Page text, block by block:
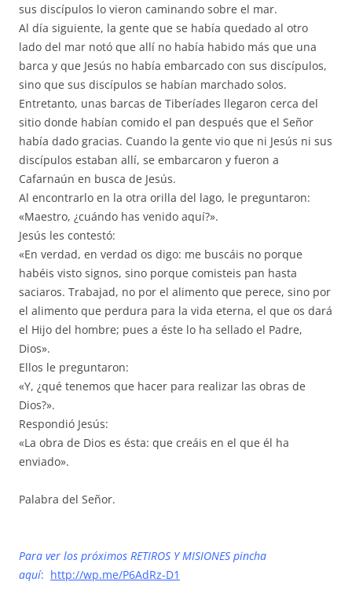
sus discípulos lo vieron caminando sobre el mar.
Al día siguiente, la gente que se había quedado al otro
lado del mar notó que allí no había habido más que una
barca y que Jesús no había embarcado con sus discípulos,
sino que sus discípulos se habían marchado solos.
Entretanto, unas barcas de Tiberíades llegaron cerca del
sitio donde habían comido el pan después que el Señor
había dado gracias. Cuando la gente vio que ni Jesús ni sus
discípulos estaban allí, se embarcaron y fueron a
Cafarnaún en busca de Jesús.
Al encontrarlo en la otra orilla del lago, le preguntaron:
«Maestro, ¿cuándo has venido aquí?».
Jesús les contestó:
«En verdad, en verdad os digo: me buscáis no porque
habéis visto signos, sino porque comisteis pan hasta
saciaros. Trabajad, no por el alimento que perece, sino por
el alimento que perdura para la vida eterna, el que os dará
el Hijo del hombre; pues a éste lo ha sellado el Padre,
Dios».
Ellos le preguntaron:
«Y, ¿qué tenemos que hacer para realizar las obras de
Dios?».
Respondió Jesús:
«La obra de Dios es ésta: que creáis en el que él ha
enviado».
Palabra del Señor.
Para ver los próximos RETIROS Y MISIONES pincha
aquí: http://wp.me/P6AdRz-D1